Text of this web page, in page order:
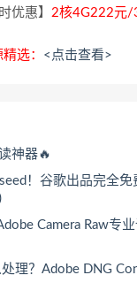
优惠】 2核4G222元/
选： <点击查看>
神器🔥
！谷歌出品完全免
Camera Raw专
理？Adobe DNG